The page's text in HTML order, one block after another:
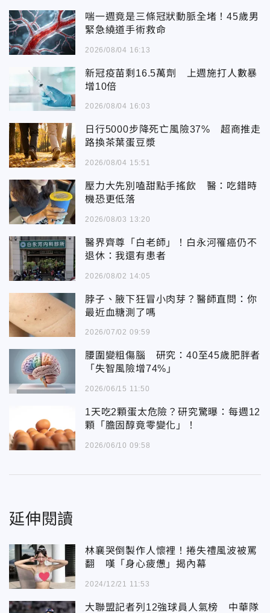
喘一週竟是三條冠狀動脈全堵！45歲男
緊急繞道手術救命
2026/08/04 16:13
新冠疫苗剩16.5萬劑 上週施打人數暴
增10倍
2026/08/04 16:03
日行5000步降死亡風險37% 超商推走
路換茶葉蛋豆漿
2026/08/04 15:51
壓力大先別嗑甜點手搖飲 醫：吃錯時
機恐更低落
2026/08/03 13:20
醫界齊尊「白老師」！白永河罹癌仍不
退休：我還有患者
2026/08/02 14:05
脖子、腋下狂冒小肉芽？醫師直問：你
最近血糖測了嗎
2026/07/02 09:59
腰圍變粗傷腦 研究：40至45歲肥胖者
「失智風險增74%」
2026/06/15 11:50
1天吃2顆蛋太危險？研究驚曝：每週12
顆「膽固醇竟零變化」！
2026/06/10 09:58
延伸閱讀
林襄哭倒製作人懷裡！捲失禮風波被罵
翻 嘆「身心疲憊」揭內幕
2024/12/21 11:53
大聯盟記者列12強球員人氣榜 中華隊